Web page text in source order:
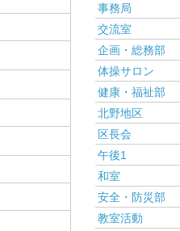
事務局
交流室
企画・総務部
体操サロン
健康・福祉部
北野地区
区長会
午後1
和室
安全・防災部
教室活動